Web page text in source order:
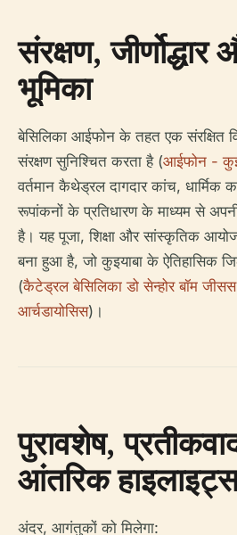
संरक्षण,
भूमिका
बेसिलिका आईफोन के तहत एक संरक्षित
संरक्षण सुनिश्चित करता है (आईफोन -
वर्तमान कैथेड्रल दागदार कांच, धार्मिक
रूपांकनों के प्रतिधारण के माध्यम से
है। यह पूजा, शिक्षा और सांस्कृतिक
बना हुआ है, जो कुइयाबा के ऐतिहासिक
(कैटेड्रल बेसिलिका डो सेन्होर बॉम
आर्चडायोसिस)।
पुरावशेष,
आंतरिक
अंदर, आगंतुकों को मिलेगा: